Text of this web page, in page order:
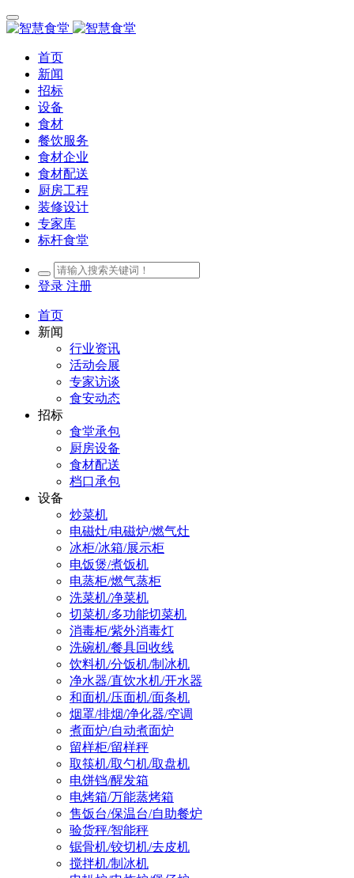
首页
新闻
招标
设备
食材
餐饮服务
食材企业
食材配送
厨房工程
装修设计
专家库
标杆食堂
登录 注册
首页
新闻
行业资讯
活动会展
专家访谈
食安动态
招标
食堂承包
厨房设备
食材配送
档口承包
设备
炒菜机
电磁灶/电磁炉/燃气灶
冰柜/冰箱/展示柜
电饭煲/煮饭机
电蒸柜/燃气蒸柜
洗菜机/净菜机
切菜机/多功能切菜机
消毒柜/紫外消毒灯
洗碗机/餐具回收线
饮料机/分饭机/制冰机
净水器/直饮水机/开水器
和面机/压面机/面条机
烟罩/排烟/净化器/空调
煮面炉/自动煮面炉
留样柜/留样秤
取筷机/取勺机/取盘机
电饼铛/醒发箱
电烤箱/万能蒸烤箱
售饭台/保温台/自助餐炉
验货秤/智能秤
锯骨机/铰切机/去皮机
搅拌机/制冰机